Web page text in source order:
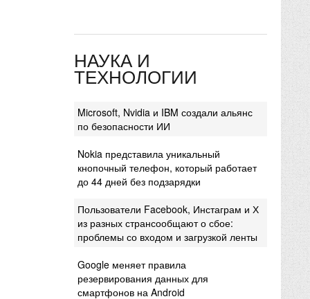
НАУКА И
ТЕХНОЛОГИИ
Microsoft, Nvidia и IBM создали альянс
по безопасности ИИ
Nokia представила уникальный
кнопочный телефон, который работает
до 44 дней без подзарядки
Пользователи Facebook, Инстаграм и Х
из разных странсообщают о сбое:
проблемы со входом и загрузкой ленты
Google меняет правила
резервирования данных для
смартфонов на Android